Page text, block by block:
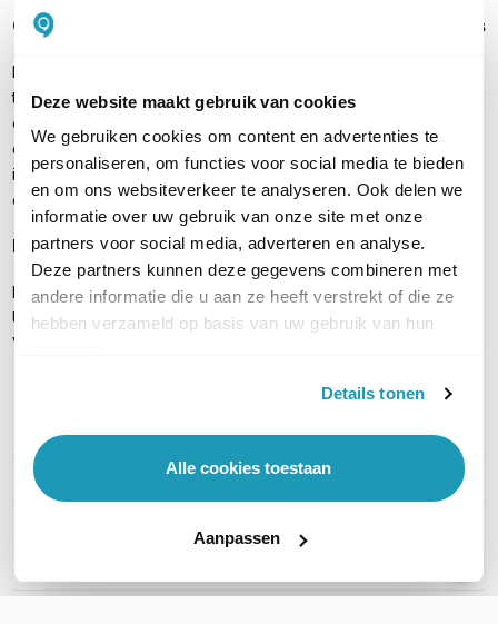
Deze website maakt gebruik van cookies
We gebruiken cookies om content en advertenties te
personaliseren, om functies voor social media te bieden
en om ons websiteverkeer te analyseren. Ook delen we
informatie over uw gebruik van onze site met onze
partners voor social media, adverteren en analyse.
Deze partners kunnen deze gegevens combineren met
andere informatie die u aan ze heeft verstrekt of die ze
hebben verzameld op basis van uw gebruik van hun
Details tonen
Alle cookies toestaan
Aanpassen
Geavanceerde beveiliging voor complexe workloads
threat filtering en zero-day detectie is de VM08 een ideale
oplossing voor organisaties die bedrijfskritische applicaties
draaien. De UTP-bundel helpt risico’s te minimaliseren en
incidenten te voorkomen in omgevingen waar beschikbaarheid
en veiligheid absolute prioriteit zijn.
Inhoud verpakking
Fortinet FortiGate-VM08 virtuele unit (tot 8 vCPU’s) FortiGuard
UTP beveiligingslicentie
Volledige toegang tot FortiOS NGFW-functionaliteit
PRODUCT DETAILS
Merk Fortinet